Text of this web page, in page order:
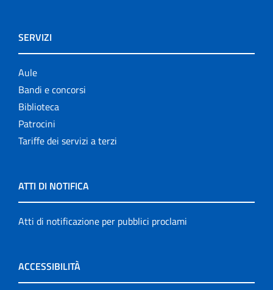
SERVIZI
Aule
Bandi e concorsi
Biblioteca
Patrocini
Tariffe dei servizi a terzi
ATTI DI NOTIFICA
Atti di notificazione per pubblici proclami
ACCESSIBILITÀ